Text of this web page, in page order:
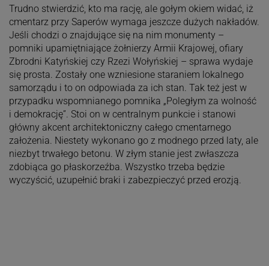
Trudno stwierdzić, kto ma rację, ale gołym okiem widać, iż
cmentarz przy Saperów wymaga jeszcze dużych nakładów.
Jeśli chodzi o znajdujące się na nim monumenty –
pomniki upamiętniające żołnierzy Armii Krajowej, ofiary
Zbrodni Katyńskiej czy Rzezi Wołyńskiej – sprawa wydaje
się prosta. Zostały one wzniesione staraniem lokalnego
samorządu i to on odpowiada za ich stan. Tak też jest w
przypadku wspomnianego pomnika „Poległym za wolność
i demokrację”. Stoi on w centralnym punkcie i stanowi
główny akcent architektoniczny całego cmentarnego
założenia. Niestety wykonano go z modnego przed laty, ale
niezbyt trwałego betonu. W złym stanie jest zwłaszcza
zdobiąca go płaskorzeźba. Wszystko trzeba będzie
wyczyścić, uzupełnić braki i zabezpieczyć przed erozją.